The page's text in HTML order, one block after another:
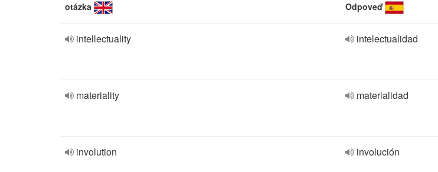
otázka Odpoveď
intellectuality intelectualidad
materiality materialidad
involution involución